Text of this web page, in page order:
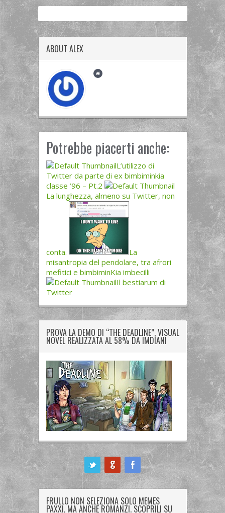
ABOUT ALEX
Potrebbe piacerti anche:
L’utilizzo di
Twitter da parte di ex bimbiminkia
classe ’96 – Pt.2
La lunghezza, almeno su Twitter, non
conta.
La
misantropia del pendolare, tra afrori
mefitici e bimbiminKia imbecilli
Il bestiarum di
Twitter
PROVA LA DEMO DI “THE DEADLINE”, VISUAL
NOVEL REALIZZATA AL 58% DA IMDIANI
FRULLO NON SELEZIONA SOLO MEMES
PAXXI, MA ANCHE ROMANZI. SCOPRILI SU